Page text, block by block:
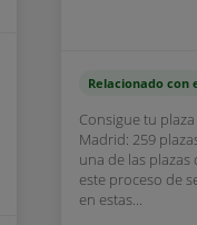
Relacionado con
Consigue tu
Madrid: 259
una de las
este proceso de
en estas...